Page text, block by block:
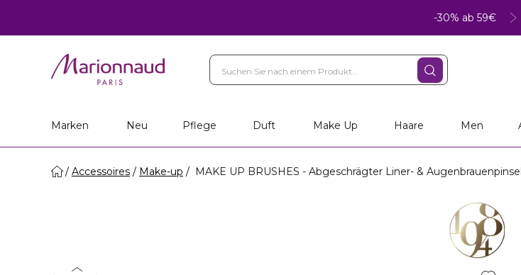
-30% ab 59€
Marken Neu Pflege Duft Make Up Haare Men
Accessoires Make-up MAKE UP BRUSHES - Abgeschrägter Liner- & Augenbrauenpinsel